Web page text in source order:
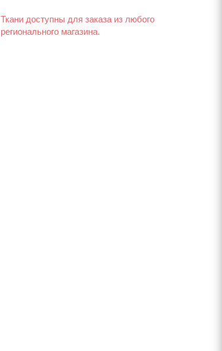
Ткани доступны для заказа из любого
регионального магазина.